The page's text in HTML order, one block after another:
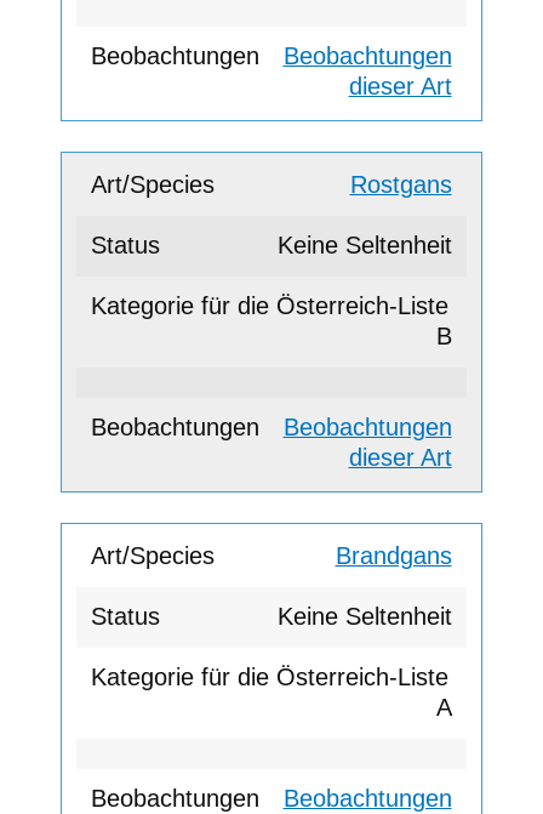
Beobachtungen
dieser Art
Rostgans
Keine Seltenheit
B
Beobachtungen
dieser Art
Brandgans
Keine Seltenheit
A
Beobachtungen